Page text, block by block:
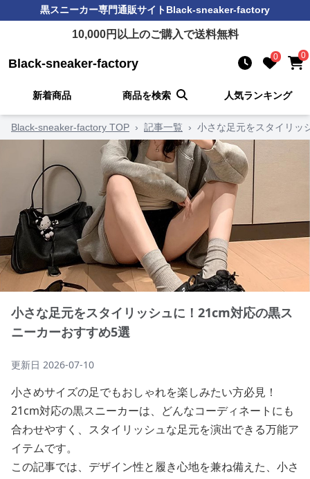
黒スニーカー専門通販サイトBlack-sneaker-factory
10,000円以上のご購入で送料無料
Black-sneaker-factory 0 0
新着商品 商品を検索 人気ランキング
Black-sneaker-factory TOP › 記事一覧 › 小さな足元をスタイリッ
小さな足元をスタイリッシュに！21cm対応の黒ス
ニーカーおすすめ5選
更新日 2026-07-10
小さめサイズの足でもおしゃれを楽しみたい方必見！
21cm対応の黒スニーカーは、どんなコーディネートにも
合わせやすく、スタイリッシュな足元を演出できる万能ア
イテムです。
この記事では、デザイン性と履き心地を兼ね備えた、小さ